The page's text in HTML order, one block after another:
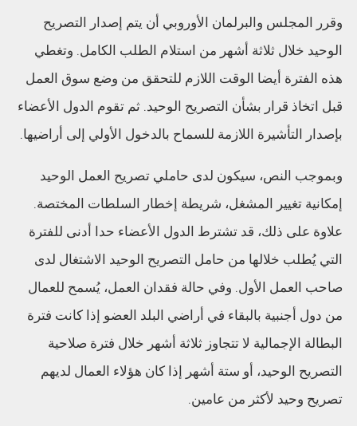
وقرر المجلس والبرلمان الأوروبي أن يتم إصدار التصريح
الوحيد خلال ثلاثة أشهر من استلام الطلب الكامل. وتغطي
هذه الفترة أيضا الوقت اللازم للتحقق من وضع سوق العمل
قبل اتخاذ قرار بشأن التصريح الوحيد. ثم تقوم الدول الأعضاء
بإصدار التأشيرة اللازمة للسماح بالدخول الأولي إلى أراضيها.
وبموجب النص، سيكون لدى حاملي تصريح العمل الوحيد
إمكانية تغيير المشغل، شريطة إخطار السلطات المختصة.
علاوة على ذلك، قد تشترط الدول الأعضاء حدا أدنى للفترة
التي يُطلب خلالها من حامل التصريح الوحيد الاشتغال لدى
صاحب العمل الأول. وفي حالة فقدان العمل، يُسمح للعمال
من دول أجنبية بالبقاء في أراضي البلد العضو إذا كانت فترة
البطالة الإجمالية لا تتجاوز ثلاثة أشهر خلال فترة صلاحية
التصريح الوحيد، أو ستة أشهر إذا كان هؤلاء العمال لديهم
تصريح وحيد لأكثر من عامين.